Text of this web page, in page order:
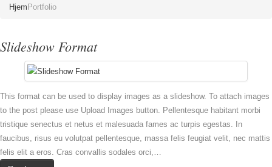
HjemPortfolio
Slideshow Format
This format can be used to display images as a slideshow. To attach images
to the post please use Upload Images button. Pellentesque habitant morbi
tristique senectus et netus et malesuada fames ac turpis egestas. In
faucibus, risus eu volutpat pellentesque, massa felis feugiat velit, nec mattis
felis elit a eros. Cras convallis sodales orci,…